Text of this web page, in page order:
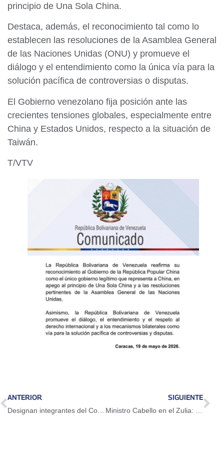
principio de Una Sola China.
Destaca, además, el reconocimiento tal como lo
establecen las resoluciones de la Asamblea General
de las Naciones Unidas (ONU) y promueve el
diálogo y el entendimiento como la única vía para la
solución pacífica de controversias o disputas.
El Gobierno venezolano fija posición ante las
crecientes tensiones globales, especialmente entre
China y Estados Unidos, respecto a la situación de
Taiwán.
T/VTV
ANTERIOR SIGUIENTE